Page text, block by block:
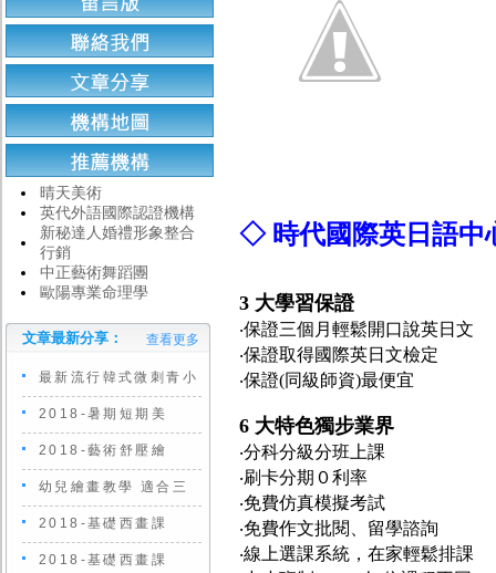
晴天美術
英代外語國際認證機構
新秘達人婚禮形象整合
行銷
中正藝術舞蹈團
歐陽專業命理學
文章最新分享： 查看更多
最新流行韓式微刺青小
2018-暑期短期美
2018-藝術舒壓繪
幼兒繪畫教學 適合三
2018-基礎西畫課
2018-基礎西畫課
◇ 時代國際英日語
3 大學習保證
‧保證三個月輕鬆開口說英日文
‧保證取得國際英日文檢定
‧保證(同級師資)最便宜
6 大特色獨步業界
‧分科分級分班上課
‧刷卡分期０利率
‧免費仿真模擬考試
‧免費作文批閱、留學諮詢
‧線上選課系統，在家輕鬆排課